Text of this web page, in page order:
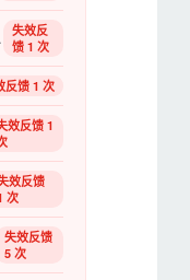
盘
失效反
馈 1 次
反馈 1 次
效反馈 1
效反馈
次
失效反馈
5 次